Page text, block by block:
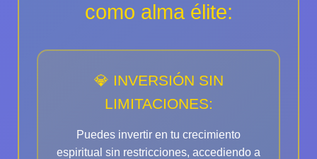
como alma élite:
💎 INVERSIÓN SIN
LIMITACIONES:
Puedes invertir en tu crecimiento
espiritual sin restricciones, accediendo a